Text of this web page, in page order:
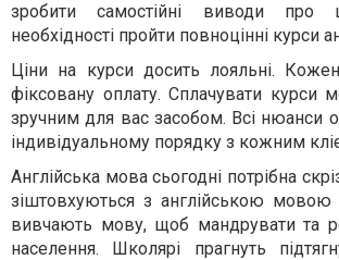
зробити самостійні виводи
необхідності пройти повноцінні курси
Ціни на курси досить лояльні.
фіксовану оплату. Сплачувати курси
зручним для вас засобом. Всі нюанси
індивідуальному порядку з кожним
Англійська мова сьогодні потрібна
зіштовхуються з англійською мовою
вивчають мову, щоб мандрувати та
населення. Школярі прагнуть